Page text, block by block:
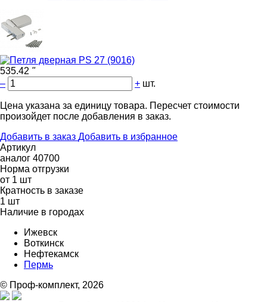
535.42 "
–
+ шт.
Цена указана за единицу товара. Пересчет стоимости
произойдет после добавления в заказ.
Добавить в заказ Добавить в избранное
Артикул
аналог 40700
Норма отгрузки
от 1 шт
Кратность в заказе
1 шт
Наличие в городах
Ижевск
Воткинск
Нефтекамск
Пермь
© Проф-комплект, 2026